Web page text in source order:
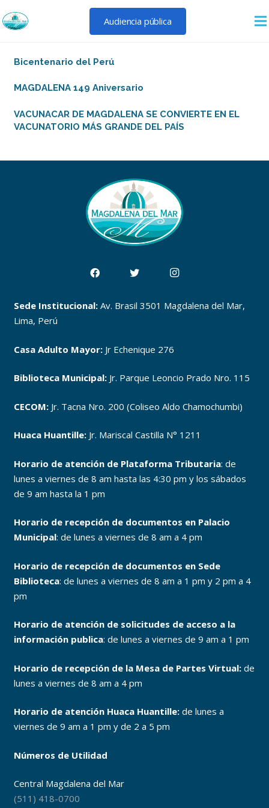
Audiencia pública
Bicentenario del Perú
MAGDALENA 149 Aniversario
VACUNACAR DE MAGDALENA SE CONVIERTE EN EL
VACUNATORIO MÁS GRANDE DEL PAÍS
Sede Institucional:Av. Brasil 3501 Magdalena del Mar,
Lima, Perú
Casa Adulto Mayor:Jr Echenique 276
Biblioteca Municipal:Jr. Parque Leoncio Prado Nro. 115
CECOM:Jr. Tacna Nro. 200 (Coliseo Aldo Chamochumbi)
Huaca Huantille: Jr. Mariscal Castilla N° 1211
Horario de atención de Plataforma Tributaria: de
lunes a viernes de 8 am hasta las 4:30 pm y los sábados
de 9 am hasta la 1 pm
Horario de recepción de documentos en Palacio
Municipal: de lunes a viernes de 8 am a 4 pm
Horario de recepción de documentos en Sede
Biblioteca: de lunes a viernes de 8 am a 1 pm y 2 pm a 4
pm
Horario de atención de solicitudes de acceso a la
información publica: de lunes a viernes de 9 am a 1 pm
Horario de recepción de la Mesa de Partes Virtual:de
lunes a viernes de 8 am a 4 pm
Horario de atención Huaca Huantille:de lunes a
viernes de 9 am a 1 pm y de 2 a 5 pm
Números de Utilidad
Central Magdalena del Mar
(511) 418-0700